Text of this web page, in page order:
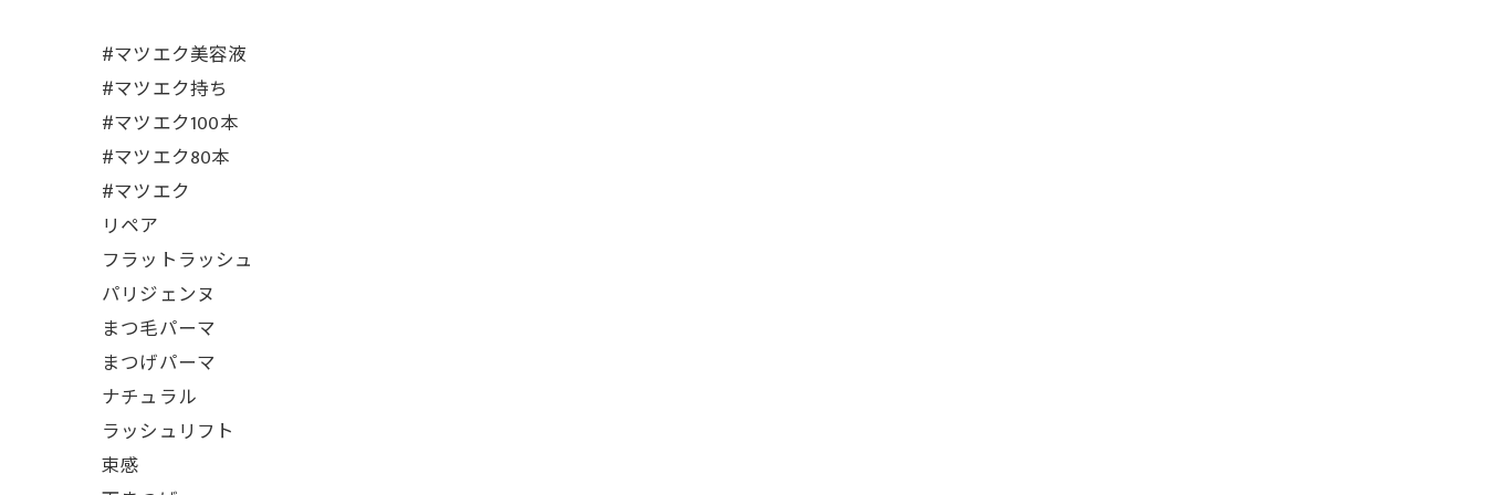
#マツエク美容液
#マツエク持ち
#マツエク100本
#マツエク80本
#マツエク
リペア
フラットラッシュ
パリジェンヌ
まつ毛パーマ
まつげパーマ
ナチュラル
ラッシュリフト
束感